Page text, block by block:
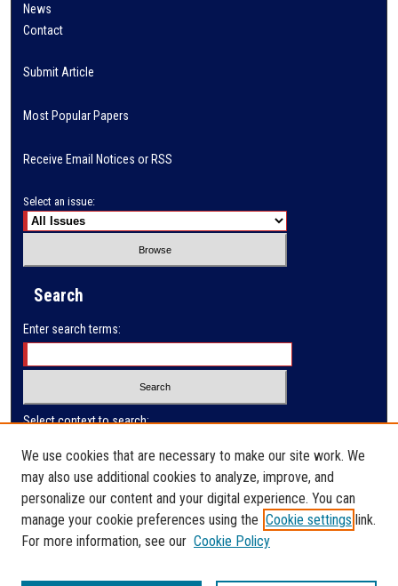
News
Contact
Submit Article
Most Popular Papers
Receive Email Notices or RSS
Select an issue:
Search
Enter search terms:
Select context to search:
Advanced Search
ISSN: 0032-9622
We use cookies that are necessary to make our site work. We
may also use additional cookies to analyze, improve, and
personalize our content and your digital experience. You can
manage your cookie preferences using the Cookie settings link.
For more information, see our Cookie Policy